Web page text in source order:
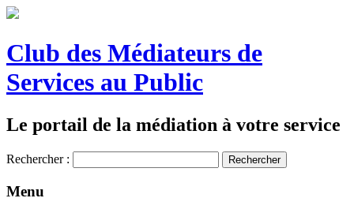
Club des Médiateurs de
Services au Public
Le portail de la médiation à votre service
Rechercher :
Menu